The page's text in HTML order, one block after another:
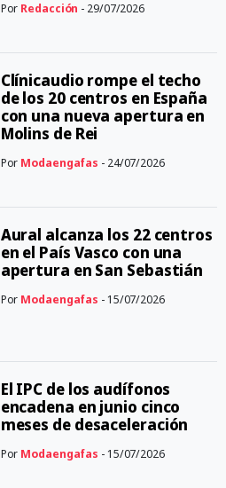
Por Redacción - 29/07/2026
Clínicaudio rompe el techo
de los 20 centros en España
con una nueva apertura en
Molins de Rei
Por Modaengafas - 24/07/2026
Aural alcanza los 22 centros
en el País Vasco con una
apertura en San Sebastián
Por Modaengafas - 15/07/2026
El IPC de los audífonos
encadena en junio cinco
meses de desaceleración
Por Modaengafas - 15/07/2026